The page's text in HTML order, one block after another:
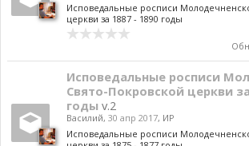
Исповедальные росписи
церкви за 1887 - 1890 годы
Исповедальные росписи
Свято-Покровской церкви за
годы v.2
Василий, 30 апр 2017, ИР
Исповедальные росписи